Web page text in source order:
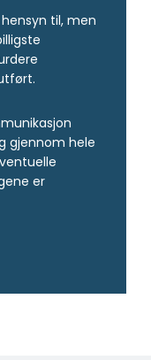
til, men
gjennom hele
er